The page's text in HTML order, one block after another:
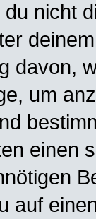
nicht
davon,
um
einen
auf